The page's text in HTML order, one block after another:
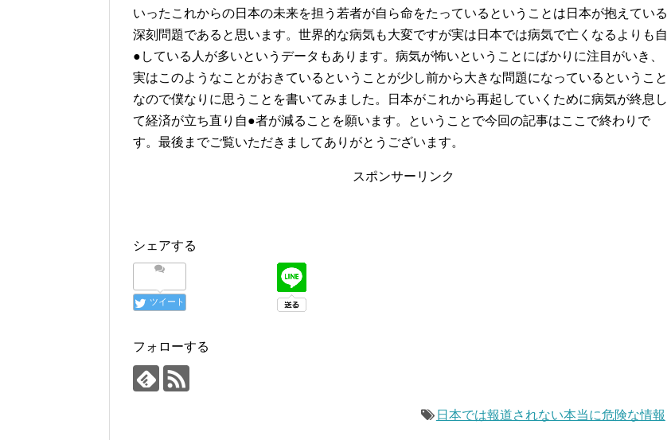
いったこれからの日本の未来を担う若者が自ら命をたっているということは日本が抱えている
深刻問題であると思います。世界的な病気も大変ですが実は日本では病気で亡くなるよりも自
●している人が多いというデータもあります。病気が怖いということにばかりに注目がいき、
実はこのようなことがおきているということが少し前から大きな問題になっているということ
なので僕なりに思うことを書いてみました。日本がこれから再起していくために病気が終息し
て経済が立ち直り自●者が減ることを願います。ということで今回の記事はここで終わりで
す。最後までご覧いただきましてありがとうございます。
スポンサーリンク
シェアする
ツイート
フォローする
日本では報道されない本当に危険な情報